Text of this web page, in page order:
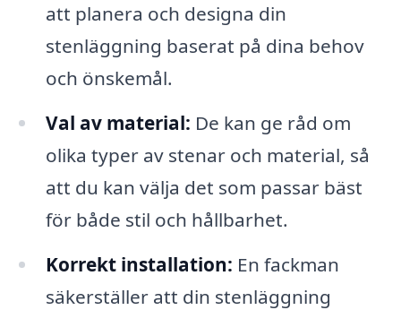
att planera och designa din
stenläggning baserat på dina behov
och önskemål.
Val av material: De kan ge råd om
olika typer av stenar och material, så
att du kan välja det som passar bäst
för både stil och hållbarhet.
Korrekt installation: En fackman
säkerställer att din stenläggning